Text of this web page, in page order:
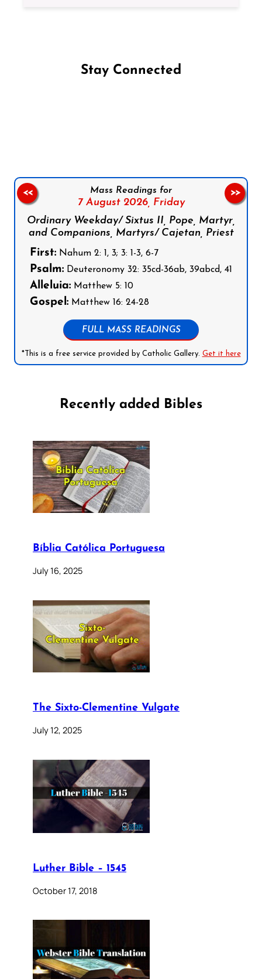
Stay Connected
Mass Readings for
7 August 2026, Friday
Ordinary Weekday/ Sixtus II, Pope, Martyr,
and Companions, Martyrs/ Cajetan, Priest
First: Nahum 2: 1, 3; 3: 1-3, 6-7
Psalm: Deuteronomy 32: 35cd-36ab, 39abcd, 41
Alleluia: Matthew 5: 10
Gospel: Matthew 16: 24-28
FULL MASS READINGS
*This is a free service provided by Catholic Gallery. Get it here
<< >>
Recently added Bibles
Bíblia Católica Portuguesa
July 16, 2025
The Sixto-Clementine Vulgate
July 12, 2025
Luther Bible – 1545
October 17, 2018